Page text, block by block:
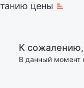
цены
К сожалению,
В данный момент